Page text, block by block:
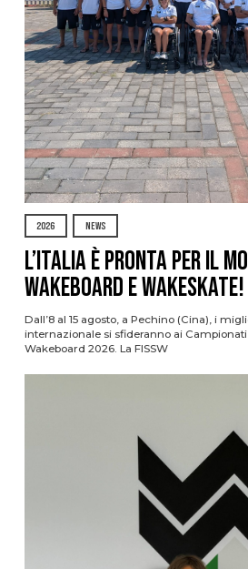
2026 NEWS
L’Italia è pronta per il
Wakeboard e Wakeskate!
Dall’8 al 15 agosto, a Pechino (Cina), i
internazionale si sfideranno ai
Wakeboard 2026. La FISSW